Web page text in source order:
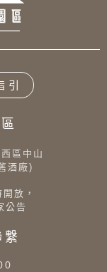
引
區中山
酒廠)
放，
公告